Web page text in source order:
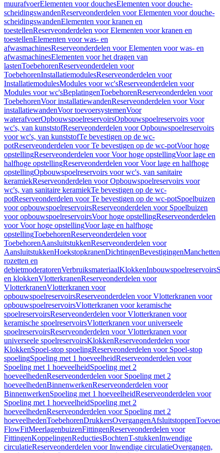
muurafvoerElementen voor douchesElementen voor douche-
scheidingswandenReserveonderdelen voor Elementen voor douche-
scheidingswandenElementen voor kranen en
toestellenReserveonderdelen voor Elementen voor kranen en
toestellenElementen voor was- en
afwasmachinesReserveonderdelen voor Elementen voor was- en
afwasmachinesElementen voor het dragen van
lastenToebehorenReserveonderdelen voor
ToebehorenInstallatiemodulesReserveonderdelen voor
InstallatiemodulesModules voor wc'sReserveonderdelen voor
Modules voor wc'sBeplatingenToebehorenReserveonderdelen voor
ToebehorenVoor installatiewandenReserveonderdelen voor Voor
installatiewandenVoor toevoersystemenVoor
waterafvoerOpbouwspoelreservoirsOpbouwspoelreservoirs voor
wc's, van kunststofReserveonderdelen voor Opbouwspoelreservoirs
voor wc's, van kunststofTe bevestigen op de wc-
potReserveonderdelen voor Te bevestigen op de wc-potVoor hoge
opstellingReserveonderdelen voor Voor hoge opstellingVoor lage en
halfhoge opstellingReserveonderdelen voor Voor lage en halfhoge
opstellingOpbouwspoelreservoirs voor wc's, van sanitaire
keramiekReserveonderdelen voor Opbouwspoelreservoirs voor
wc's, van sanitaire keramiekTe bevestigen op de wc-
potReserveonderdelen voor Te bevestigen op de wc-potSpoelbuizen
voor opbouwspoelreservoirsReserveonderdelen voor Spoelbuizen
voor opbouwspoelreservoirsVoor hoge opstellingReserveonderdelen
voor Voor hoge opstellingVoor lage en halfhoge
opstellingToebehorenReserveonderdelen voor
ToebehorenAansluitstukkenReserveonderdelen voor
AansluitstukkenHoekstopkranenDichtingenBevestigingenManchetten
rozetten en
debietmoderatorenVerbruiksmateriaalKlokkenInbouwspoelreservoirs
en klokkenVlotterkranenReserveonderdelen voor
VlotterkranenVlotterkranen voor
opbouwspoelreservoirsReserveonderdelen voor Vlotterkranen voor
opbouwspoelreservoirsVlotterkranen voor keramische
spoelreservoirsReserveonderdelen voor Vlotterkranen voor
keramische spoelreservoirsVlotterkranen voor universeele
spoelreservoirsReserveonderdelen voor Vlotterkranen voor
universeele spoelreservoirsKlokkenReserveonderdelen voor
KlokkenSpoel-stop spoelingReserveonderdelen voor Spoel-stop
spoelingSpoeling met 1 hoeveelheidReserveonderdelen voor
Spoeling met 1 hoeveelheidSpoeling met 2
hoeveelhedenReserveonderdelen voor Spoeling met 2
hoeveelhedenBinnenwerkenReserveonderdelen voor
BinnenwerkenSpoeling met 1 hoeveelheidReserveonderdelen voor
Spoeling met 1 hoeveelheidSpoeling met 2
hoeveelhedenReserveonderdelen voor Spoeling met 2
hoeveelhedenToebehorenDrukkersOvergangenAfsluitstoppen
FlowFitMeerlagenbuizenFittingenReserveonderdelen voor
FittingenKoppelingenReductiesBochtenT-stukkenInwendige
circulatieReserveonderdelen voor Inwendige circulatieOvergangen,